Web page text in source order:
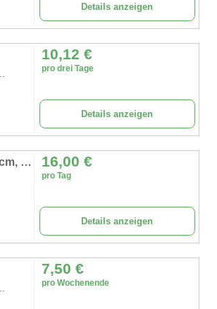
Details anzeigen
10,12 €
pro drei Tage
Details anzeigen
Stretchhusse oder Husse mit Band für Stehtische mit Ø=70-80cm, weiß schwarz und viele andere Farben 16,00 €
pro Tag
Details anzeigen
7,50 €
pro Wochenende